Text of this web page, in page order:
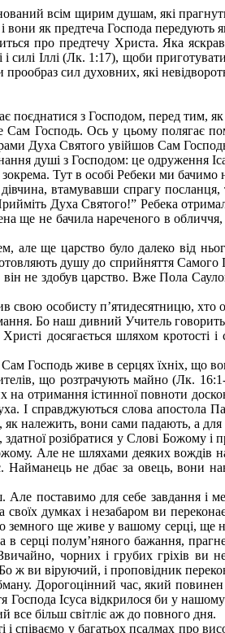
всім щирим душам, які
вони як предтеча Господа
про предтечу Христа. Яка
силі Іллі (Лк. 1:17), щоби
сил духовних, які
поєднатися з Господом, перед тим,
Господь. Ось у цьому полягає
Духа Святого увійшов Сам
душі з Господом: це одруження
Тут в особі Ребеки ми бачимо
втамувавши спрагу
Духа Святого!” Ребека
ще не бачила нареченого в
ще царство було далеко від
душу до сприйняття
не здобув царство. Вже Пола
особисту п’ятидесятницю,
Бо наш дивний Учитель
досягається шляхом
живе в серцях їхніх, що
що розтрачують майно (Лк.
отримання істинної повноти
І справджуються слова
належить, вони сами падають, а
розібратися у Слові Божому
Але не шляхами деяких вождів
не дбає за овець, вони
поставимо для себе завдання і
своїх думках і незабаром ви
земного ще живе у вашому серці, ще
серці полум’няного бажання,
чорних і грубих гріхів ви
ж ви віруючий, і проповідник
Дорогоцінний час, який
Ісуса відкрилося би у
все більш світліє аж до повного дня.
у багатьох псалмах про